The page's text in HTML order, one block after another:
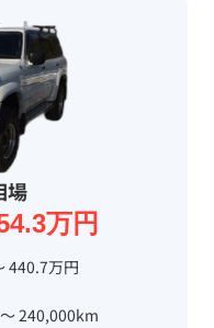
場
万円
440.7万円
240,000km